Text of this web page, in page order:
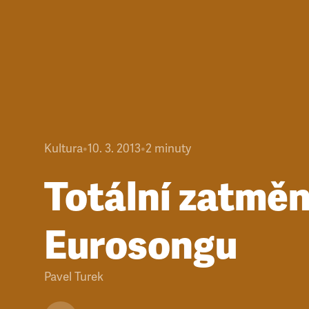
Kultura•10. 3. 2013•2 minuty
Totální
Eurosongu
Pavel Turek